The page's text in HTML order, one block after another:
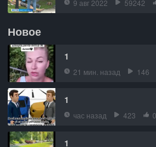
9 авг 2022 59242
Новое
1
21 мин. назад 146
1
час назад 423 0
1